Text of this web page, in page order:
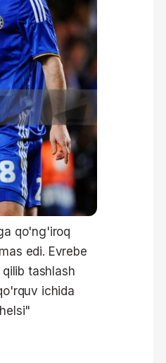
qo'ng'iroq
edi. Evrebe
tashlash
ichida